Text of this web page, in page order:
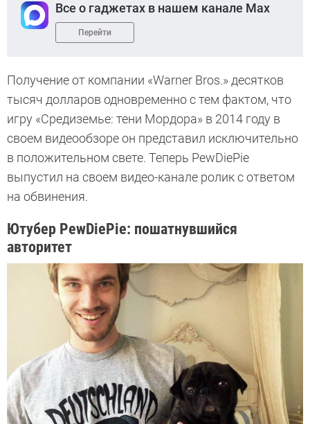
Все о гаджетах в нашем канале Max
Перейти
Получение от компании «Warner Bros.» десятков
тысяч долларов одновременно с тем фактом, что
игру «Средиземье: тени Мордора» в 2014 году в
своем видеообзоре он представил исключительно
в положительном свете. Теперь PewDiePie
выпустил на своем видео-канале ролик с ответом
на обвинения.
Ютубер PewDiePie: пошатнувшийся
авторитет